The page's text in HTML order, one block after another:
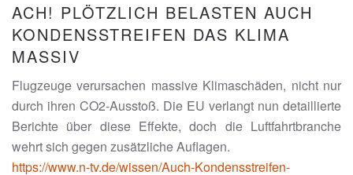
ACH! PLÖTZLICH BELASTEN AUCH
KONDENSSTREIFEN DAS KLIMA
MASSIV
Flugzeuge verursachen massive Klimaschäden, nicht nur
durch ihren CO2-Ausstoß. Die EU verlangt nun detaillierte
Berichte über diese Effekte, doch die Luftfahrtbranche
wehrt sich gegen zusätzliche Auflagen.
https://www.n-tv.de/wissen/Auch-Kondensstreifen-